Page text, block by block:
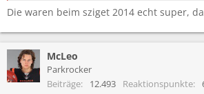
Die waren beim sziget 2014 echt super,
McLeo
Parkrocker
Beiträge
12.493 Reaktionspunkte